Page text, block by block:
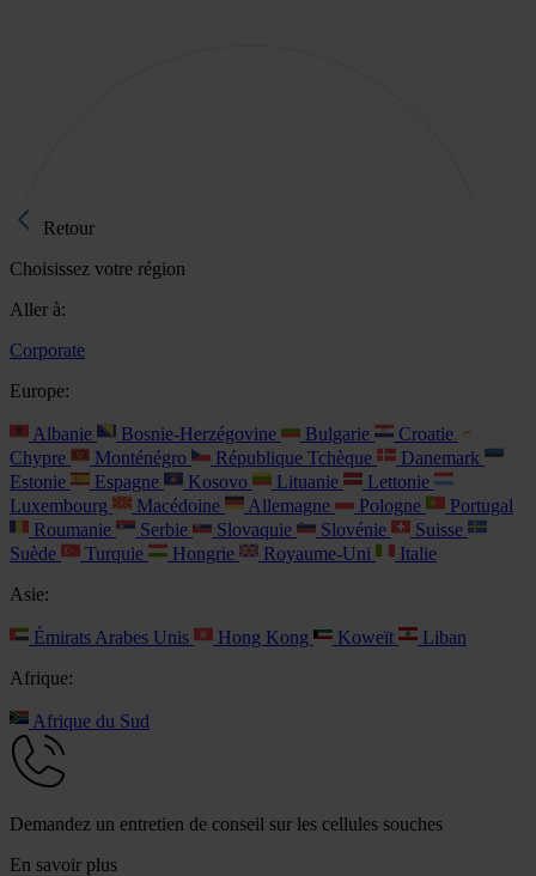
Retour
Choisissez votre région
Aller à:
Corporate
Europe:
Albanie Bosnie-Herzégovine Bulgarie
Croatie
Chypre
Monténégro République Tchèque
Danemark
Estonie
Espagne Kosovo Lituanie
Lettonie
Luxembourg
Macédoine Allemagne Pologne
Portugal
Roumanie
Serbie Slovaquie Slovénie
Suisse
Suède
Turquie Hongrie Royaume-Uni
Italie
Asie:
Émirats Arabes Unis Hong Kong Koweït
Liban
Afrique:
Afrique du Sud
Demandez un entretien de conseil sur les cellules souches
En savoir plus